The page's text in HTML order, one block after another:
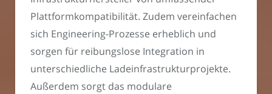
Plattformkompatibilität. Zudem vereinfachen
sich Engineering-Prozesse erheblich und
sorgen für reibungslose Integration in
unterschiedliche Ladeinfrastrukturprojekte.
Außerdem sorgt das modulare